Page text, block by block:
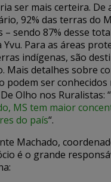
ser mais certeira. De
92% das terras do
– sendo 87% desse
Yvu. Para as áreas
indígenas, são
Mais detalhes sobre
podem ser conhecidos
Olho nos Ruralistas: “
MS tem maior
do país“.
Machado,
é o grande